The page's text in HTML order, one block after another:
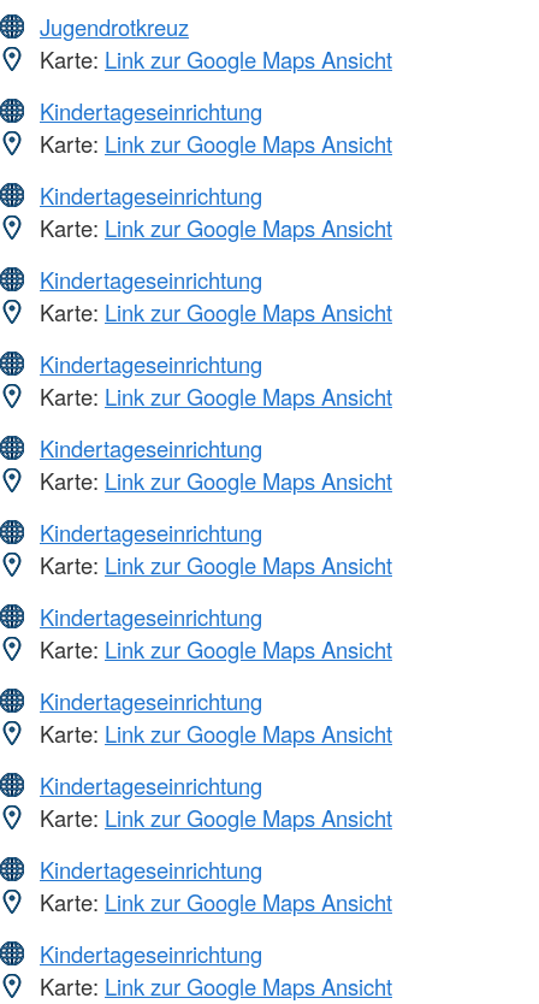
Jugendrotkreuz
Karte: Link zur Google Maps Ansicht
Kindertageseinrichtung
Karte: Link zur Google Maps Ansicht
Kindertageseinrichtung
Karte: Link zur Google Maps Ansicht
Kindertageseinrichtung
Karte: Link zur Google Maps Ansicht
Kindertageseinrichtung
Karte: Link zur Google Maps Ansicht
Kindertageseinrichtung
Karte: Link zur Google Maps Ansicht
Kindertageseinrichtung
Karte: Link zur Google Maps Ansicht
Kindertageseinrichtung
Karte: Link zur Google Maps Ansicht
Kindertageseinrichtung
Karte: Link zur Google Maps Ansicht
Kindertageseinrichtung
Karte: Link zur Google Maps Ansicht
Kindertageseinrichtung
Karte: Link zur Google Maps Ansicht
Kindertageseinrichtung
Karte: Link zur Google Maps Ansicht